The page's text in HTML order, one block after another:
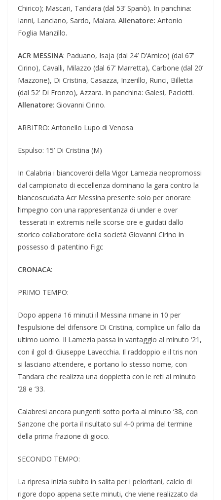
Chirico); Mascari, Tandara (dal 53’ Spanò). In panchina:
Ianni, Lanciano, Sardo, Malara. Allenatore: Antonio
Foglia Manzillo.
ACR MESSINA: Paduano, Isaja (dal 24’ D’Amico) (dal 67’
Cirino), Cavalli, Milazzo (dal 67’ Marretta), Carbone (dal 20’
Mazzone), Di Cristina, Casazza, Inzerillo, Runci, Billetta
(dal 52’ Di Fronzo), Azzara. In panchina: Galesi, Paciotti.
Allenatore: Giovanni Cirino.
ARBITRO: Antonello Lupo di Venosa
Espulso: 15’ Di Cristina (M)
In Calabria i biancoverdi della Vigor Lamezia neopromossi
dal campionato di eccellenza dominano la gara contro la
biancoscudata Acr Messina presente solo per onorare
l’impegno con una rappresentanza di under e over
tesserati in extremis nelle scorse ore e guidati dallo
storico collaboratore della società Giovanni Cirino in
possesso di patentino Figc
CRONACA:
PRIMO TEMPO:
Dopo appena 16 minuti il Messina rimane in 10 per
l’espulsione del difensore Di Cristina, complice un fallo da
ultimo uomo. Il Lamezia passa in vantaggio al minuto ‘21,
con il gol di Giuseppe Lavecchia. Il raddoppio e il tris non
si lasciano attendere, e portano lo stesso nome, con
Tandara che realizza una doppietta con le reti al minuto
‘28 e ‘33.
Calabresi ancora pungenti sotto porta al minuto ‘38, con
Sanzone che porta il risultato sul 4-0 prima del termine
della prima frazione di gioco.
SECONDO TEMPO:
La ripresa inizia subito in salita per i peloritani, calcio di
rigore dopo appena sette minuti, che viene realizzato da